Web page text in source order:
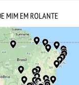
MIM EM ROLANTE